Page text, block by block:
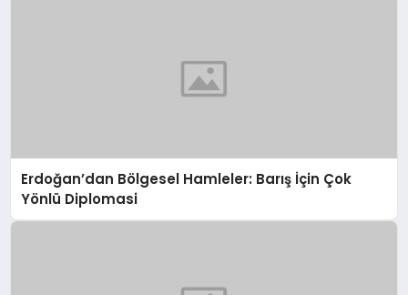
Erdoğan’dan Bölgesel Hamleler: Barış İçin Çok
Yönlü Diplomasi